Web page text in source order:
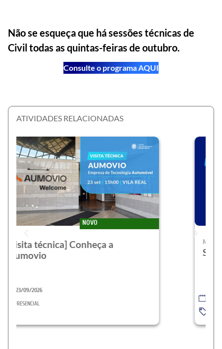
Não se esqueça que há sessões técnicas de
Civil todas as quintas-feiras de outubro.
Consulte o programa AQUI
ATIVIDADES RELACIONADAS
MECÂNICA
Seminário] Passive House